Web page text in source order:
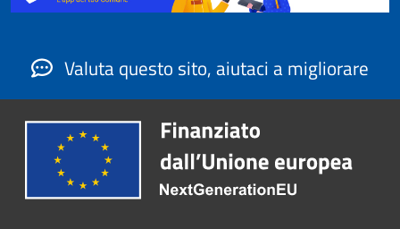
Valuta questo sito, aiutaci a migliorare